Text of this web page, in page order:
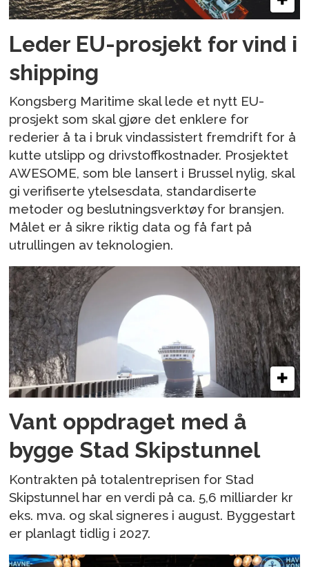
Leder EU-prosjekt for vind i
shipping
Kongsberg Maritime skal lede et nytt EU-
prosjekt som skal gjøre det enklere for
rederier å ta i bruk vindassistert fremdrift for å
kutte utslipp og drivstoffkostnader. Prosjektet
AWESOME, som ble lansert i Brussel nylig, skal
gi verifiserte ytelsesdata, standardiserte
metoder og beslutningsverktøy for bransjen.
Målet er å sikre riktig data og få fart på
utrullingen av teknologien.
Vant oppdraget med å
bygge Stad Skipstunnel
Kontrakten på totalentreprisen for Stad
Skipstunnel har en verdi på ca. 5,6 milliarder kr
eks. mva. og skal signeres i august. Byggestart
er planlagt tidlig i 2027.